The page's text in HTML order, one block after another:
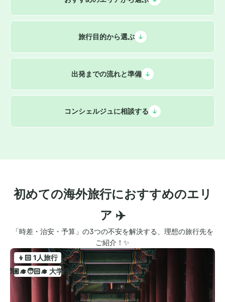
旅行目的から選ぶ
出発までの流れと準備
コンシェルジュに相談する
初めての海外旅行におすすめのエリ
ア ✈️
「時差・治安・予算」の3つの不安を解決する、理想の旅行先を
ご紹介！✨
👦🏻 1人旅行
🧑🏼‍🎓🧑🏻‍🎓 大学生